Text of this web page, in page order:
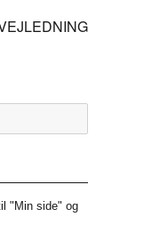
"Min side" og